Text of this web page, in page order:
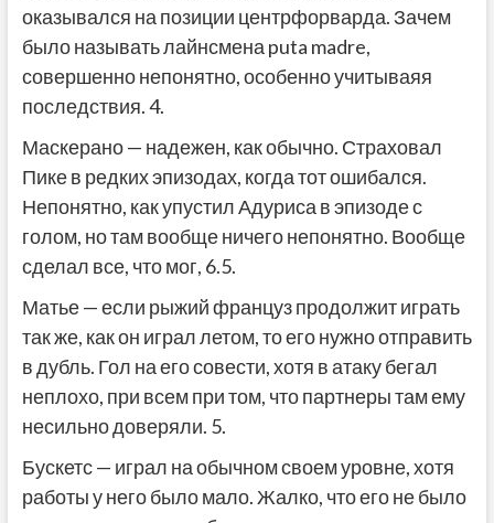
оказывался на позиции центрфорварда. Зачем
было называть лайнсмена puta madre,
совершенно непонятно, особенно учитываяя
последствия. 4.
Маскерано — надежен, как обычно. Страховал
Пике в редких эпизодах, когда тот ошибался.
Непонятно, как упустил Адуриса в эпизоде с
голом, но там вообще ничего непонятно. Вообще
сделал все, что мог, 6.5.
Матье — если рыжий француз продолжит играть
так же, как он играл летом, то его нужно отправить
в дубль. Гол на его совести, хотя в атаку бегал
неплохо, при всем при том, что партнеры там ему
несильно доверяли. 5.
Бускетс — играл на обычном своем уровне, хотя
работы у него было мало. Жалко, что его не было